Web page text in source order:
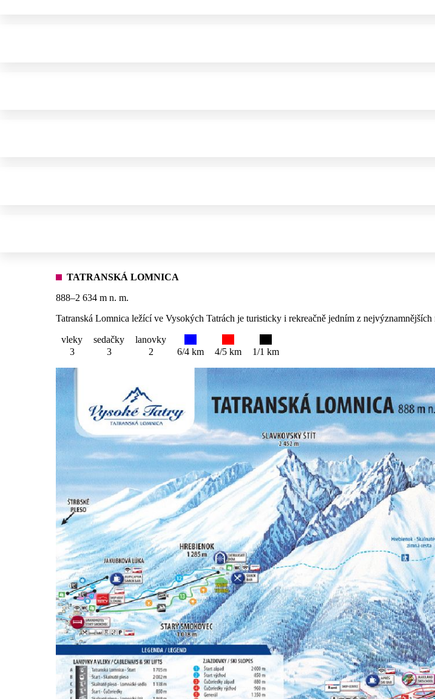
TATRANSKÁ LOMNICA
888–2 634 m n. m.
Tatranská Lomnica ležící ve Vysokých Tatrách je turisticky i rekreačně jedním z
vleky sedačky
lanovky
3
3 2 6/4 km 4/5 km 1/1 km